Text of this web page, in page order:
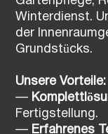
Winterdienst.
der
Grundstücks.
Unsere Vorteile:
—
Fertigstellung.
— Erfahrenes